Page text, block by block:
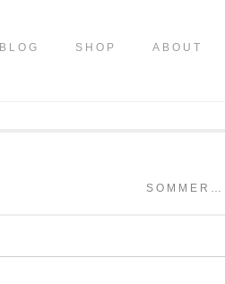
BLOG SHOP ABOUT
SOMMER…